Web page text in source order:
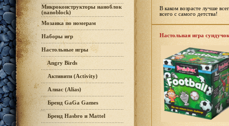
Микроконструкторы наноблок
(nanoblock)
Мозаика по номерам
Наборы игр
Настольные игры
Angry Birds
Активити (Activity)
Алиас (Alias)
Бренд GaGa Games
Бренд Hasbro и Mattel
В каком возрасте лучше
всего с самого детства!
Настольная игра